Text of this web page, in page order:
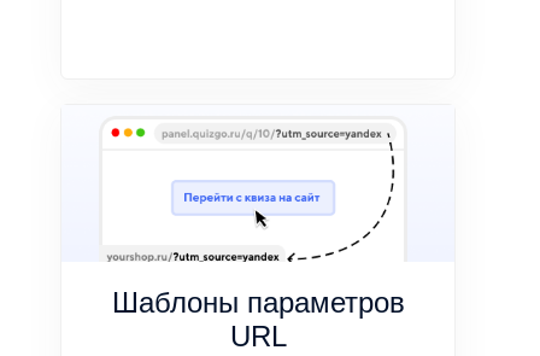
Шаблоны параметров
URL